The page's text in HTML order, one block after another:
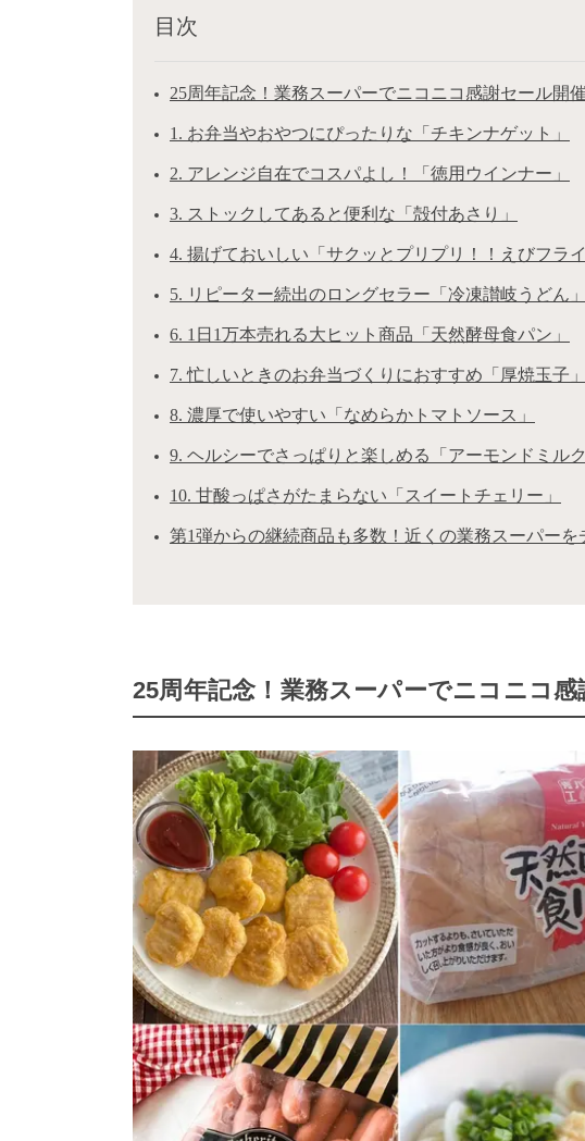
目次
25周年記念！業務スーパーでニコニコ感謝セール開
1. お弁当やおやつにぴったりな「チキンナゲット」
2. アレンジ自在でコスパよし！「徳用ウインナー」
3. ストックしてあると便利な「殻付あさり」
4. 揚げておいしい「サクッとプリプリ！！えびフライ
5. リピーター続出のロングセラー「冷凍讃岐うどん」
6. 1日1万本売れる大ヒット商品「天然酵母食パン」
7. 忙しいときのお弁当づくりにおすすめ「厚焼玉子」
8. 濃厚で使いやすい「なめらかトマトソース」
9. ヘルシーでさっぱりと楽しめる「アーモンドミルク
10. 甘酸っぱさがたまらない「スイートチェリー」
第1弾からの継続商品も多数！近くの業務スーパーを
25周年記念！業務スーパーでニコニコ感